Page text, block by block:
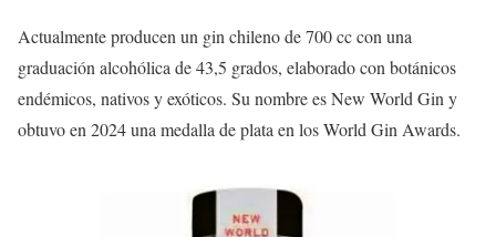
Actualmente producen un gin chileno de 700 cc con una
graduación alcohólica de 43,5 grados, elaborado con botánicos
endémicos, nativos y exóticos. Su nombre es New World Gin y
obtuvo en 2024 una medalla de plata en los World Gin Awards.